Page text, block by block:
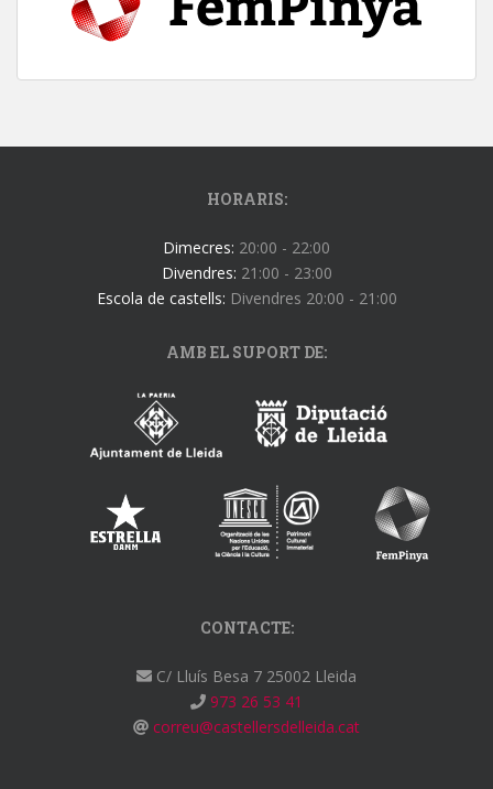
HORARIS:
Dimecres: 20:00 - 22:00
Divendres: 21:00 - 23:00
Escola de castells: Divendres 20:00 - 21:00
AMB EL SUPORT DE:
CONTACTE:
C/ Lluís Besa 7 25002 Lleida
973 26 53 41
correu@castellersdelleida.cat